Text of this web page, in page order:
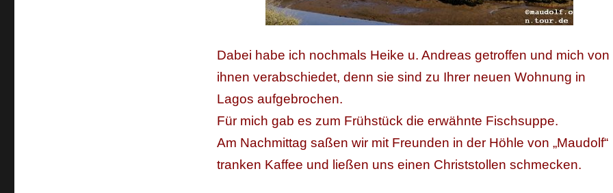
Dabei habe ich nochmals Heike u. Andreas getroffen und mich von
ihnen verabschiedet, denn sie sind zu Ihrer neuen Wohnung in
Lagos aufgebrochen.
Für mich gab es zum Frühstück die erwähnte Fischsuppe.
Am Nachmittag saßen wir mit Freunden in der Höhle von „Maudolf“
tranken Kaffee und ließen uns einen Christstollen schmecken.